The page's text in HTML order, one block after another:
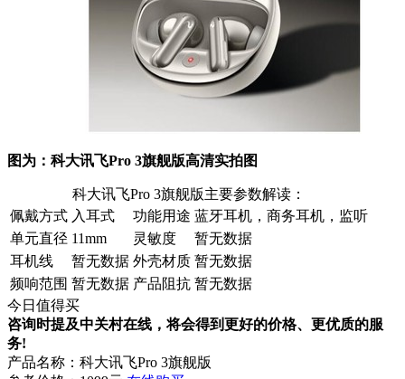
图为：科大讯飞Pro 3旗舰版高清实拍图
科大讯飞Pro 3旗舰版主要参数解读：
佩戴方式 入耳式 功能用途 蓝牙耳机，商务耳机，监听
单元直径 11mm 灵敏度
暂无数据
耳机线
暂无数据 外壳材质 暂无数据
频响范围 暂无数据 产品阻抗 暂无数据
今日值得买
咨询时提及中关村在线，将会得到更好的价格、更优质的服
务!
产品名称： 科大讯飞Pro 3旗舰版